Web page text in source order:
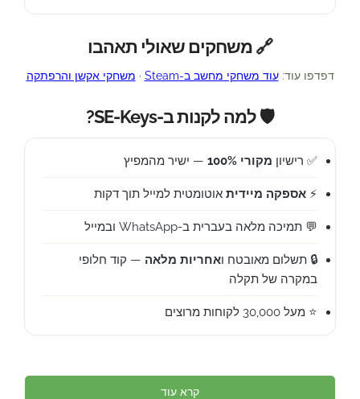
🔗 משחקים שאולי תאהבו
דפדפו עוד:עוד משחקי מחשב ב-Steam · משחקי אקשן והרפתקה
🛡️ למה לקנות ב-SE-Keys?
✅ רישיון מקורי 100% — ישיר מהמפיץ
⚡ אספקה מיידית אוטומטית למייל תוך דקות
💬 תמיכה מלאה בעברית ב-WhatsApp ובמייל
🔒 תשלום מאובטח ואחריות מלאה — קוד חלופי
במקרה של תקלה
⭐ מעל 30,000 לקוחות מרוצים
קרא עוד